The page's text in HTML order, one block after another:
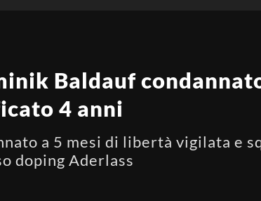
Baldauf
4 anni
a 5 mesi di libertà vigilata e
doping Aderlass